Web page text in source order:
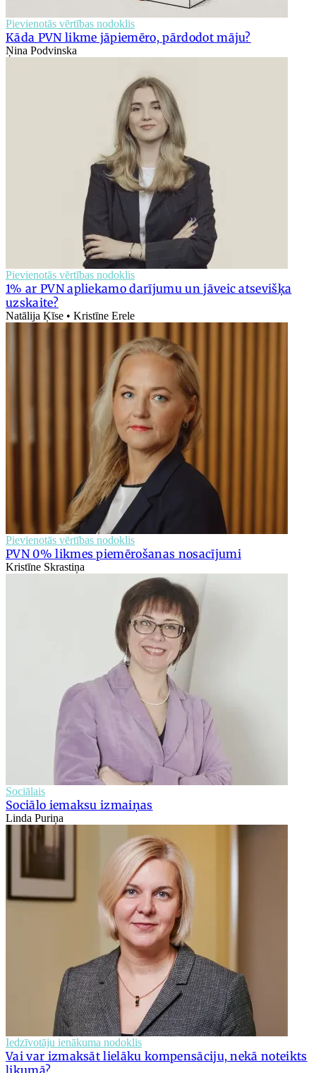
Pievienotās vērtības nodoklis
Kāda PVN likme jāpiemēro, pārdodot māju?
Ņina Podvinska
Pievienotās vērtības nodoklis
1% ar PVN apliekamo darījumu un jāveic atsevišķa
uzskaite?
Natālija Ķīse • Kristīne Erele
Pievienotās vērtības nodoklis
PVN 0% likmes piemērošanas nosacījumi
Kristīne Skrastiņa
Sociālais
Sociālo iemaksu izmaiņas
Linda Puriņa
Iedzīvotāju ienākuma nodoklis
Vai var izmaksāt lielāku kompensāciju, nekā noteikts